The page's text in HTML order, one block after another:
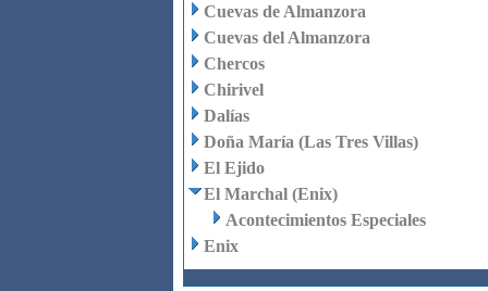
Cuevas de Almanzora
Cuevas del Almanzora
Chercos
Chirivel
Dalías
Doña María (Las Tres Villas)
El Ejido
El Marchal (Enix)
Acontecimientos Especiales
Enix